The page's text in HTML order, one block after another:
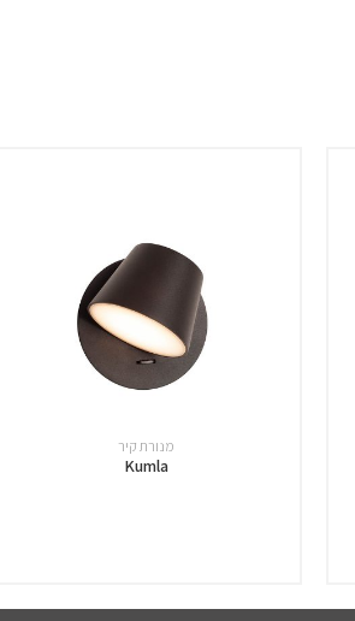
מנורת קיר
Kumla